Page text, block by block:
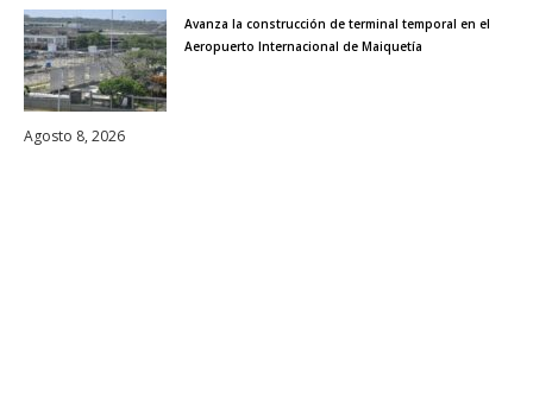
Avanza la construcción de terminal temporal en el
Aeropuerto Internacional de Maiquetía
Agosto 8, 2026